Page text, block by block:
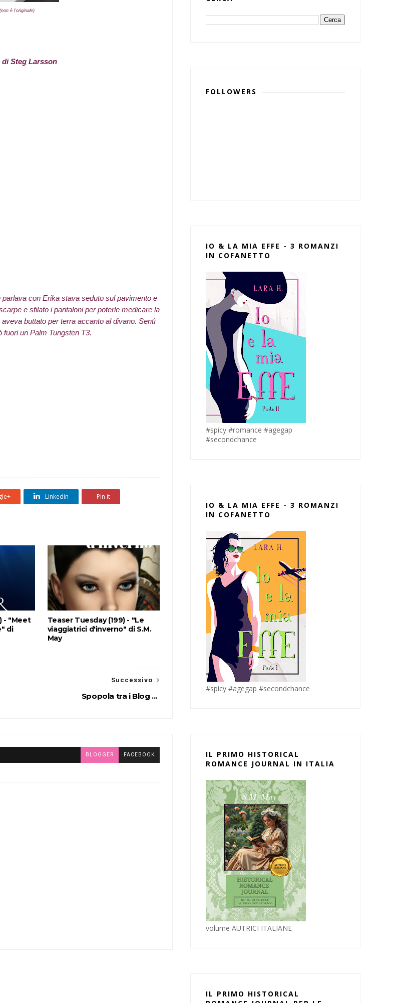
è l'originale)
di Steg Larsson
con Erika stava seduto sul pavimento e
e sfilato i pantaloni per poterle medicare la
buttato per terra accanto al divano. Sentì
un Palm Tungsten T3.
Linkedin Pin it
- "Meet
di
Teaser Tuesday (199) - "Le
viaggiatrici d'inverno" di S.M.
May
Successivo
Spopola tra i Blog ...
BLOGGER FACEBOOK
FOLLOWERS
IO & LA MIA EFFE - 3 ROMANZI
IN COFANETTO
#spicy #romance #agegap
#secondchance
IO & LA MIA EFFE - 3 ROMANZI
IN COFANETTO
#spicy #agegap #secondchance
IL PRIMO HISTORICAL
ROMANCE JOURNAL IN ITALIA
volume AUTRICI ITALIANE
IL PRIMO HISTORICAL